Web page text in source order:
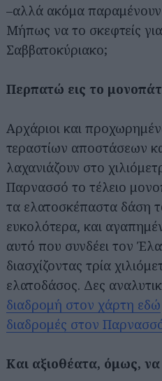
–αλλά ακόμα παραμένουν
Μήπως να το σκεφτείς
Σαββατοκύριακο;
Περπατώ εις το
Αρχάριοι και
τεραστίων αποστάσεων
λαχανιάζουν στο
Παρνασσό το τέλειο
τα ελατοσκέπαστα δάση
ευκολότερα, και
αυτό που συνδέει τον
διασχίζοντας τρία
ελατοδάσος. Δες
διαδρομή στον χάρτη εδώ
διαδρομές στον
Και αξιοθέατα, όμως,